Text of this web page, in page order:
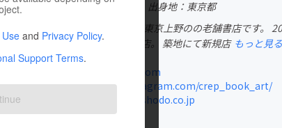
ート・写真 音楽
クノロジー・ガジェット
ゲーム・サービス開発
像・映画
ジネス・起業
チャレンジ
ちづくり・地域活性化
and Privacy Policy.
Support Terms.
出身国：日本
出身地：東京都
1912年創業、東京上野のの老舗書店です。
解体のため閉店。 築地にて新規店 もっと見る
crep-art.com
www.instagram.com/crep_book_art/
www.meishodo.co.jp